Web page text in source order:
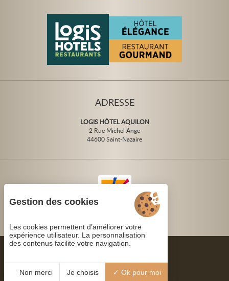
ADRESSE
LOGIS HÔTEL AQUILON
2 Rue Michel Ange
44600 Saint-Nazaire
Gestion des cookies
Les cookies permettent d’améliorer votre
expérience utilisateur. La personnalisation
des contenus facilite votre navigation.
Non merci Je choisis Ok pour moi